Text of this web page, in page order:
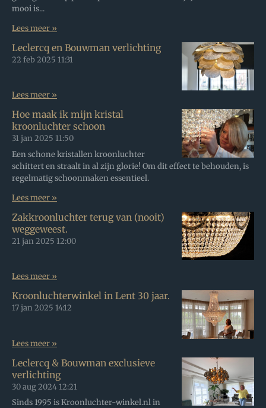
mooi is...
Lees meer »
Leclercq en Bouwman verlichting
22 feb 2025 11:31
Lees meer »
Hoe maak ik mijn kristal
kroonluchter schoon
31 jan 2025 11:50
Een schone kristallen kroonluchter
schittert en straalt in al zijn glorie! Om dit effect te behouden, is
regelmatig schoonmaken essentieel.
Lees meer »
Zakkroonluchter terug van (nooit)
weggeweest.
21 jan 2025 12:00
Lees meer »
Kroonluchterwinkel in Lent 30 jaar.
17 jan 2025 14:12
Lees meer »
Leclercq & Bouwman exclusieve
verlichting
30 aug 2024 12:21
Sinds 1995 is Kroonluchter-winkel.nl in